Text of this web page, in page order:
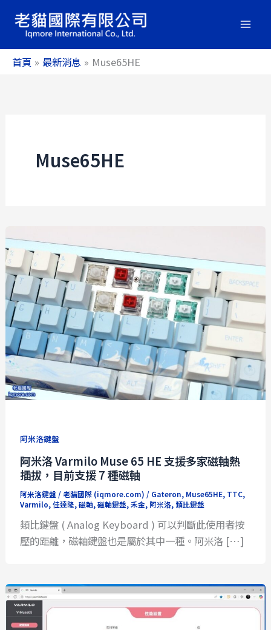
首頁 最新消息 Muse65HE
Muse65HE
阿米洛鍵盤
阿米洛 Varmilo Muse 65 HE 支援多家磁軸熱
插拔，目前支援 7 種磁軸
阿米洛鍵盤 / 老貓國際 (iqmore.com) / Gateron, Muse65HE, TTC,
Varmilo,佳達隆,磁軸,磁軸鍵盤,禾金,阿米洛,類比鍵盤
類比鍵盤 ( Analog Keyboard ) 可以判斷此使用者按
壓的距離，磁軸鍵盤也是屬於其中一種。阿米洛 […]